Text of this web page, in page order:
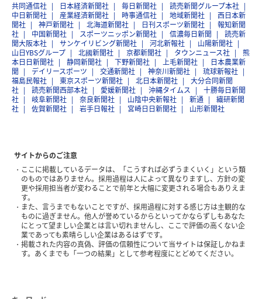
共同通信社 日本経済新聞社 毎日新聞社
読売新聞グループ本社
中日新聞社
産業経済新聞社 時事通信社 地域新聞社
西日本新
聞社
神戸新聞社 北海道新聞社 日刊スポーツ新聞社
報知新聞
社
中国新聞社 スポーツニッポン新聞社 信濃毎日新聞
読売新
聞大阪本社
サンケイリビング新聞社 河北新報社
山陽新聞社
山日YBSグループ
北國新聞社 京都新聞社 タウンニュース社
熊
本日日新聞社
静岡新聞社 下野新聞社 上毛新聞社
日本農業新
聞
デイリースポーツ 交通新聞社 神奈川新聞社
琉球新報社
福島民報社
東京スポーツ新聞社 北日本新聞社
大分合同新聞
社
読売新聞西部本社 愛媛新聞社 沖縄タイムス
十勝毎日新聞
社
岐阜新聞社 奈良新聞社 山陰中央新報社 新通
繊研新聞
社
佐賀新聞社 岩手日報社 宮崎日日新聞社 山形新聞社
サイトからのご注意
ここに掲載しているデータは、「こうすれば必ずうまくいく」という類
のものではありません。採用過程は人によって異なりますし、方針の変
更や採用担当者が変わることで前年と大幅に変更される場合もありえま
す。
また、言うまでもないことですが、採用過程に対する感じ方は主観的な
ものに過ぎません。他人が誉めているからといってかならずしもあなた
にとって望ましい企業とは言い切れませんし、ここで評価の高くない企
業であっても素晴らしい企業はあるはずです。
掲載された内容の真偽、評価の信頼性について当サイトは保証しかねま
す。あくまでも「一つの結果」として参考程度にとどめてください。